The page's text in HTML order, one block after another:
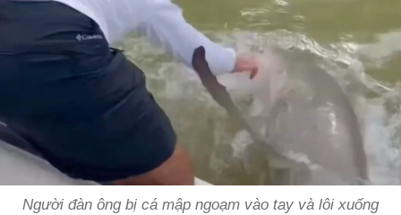
Người đàn ông bị cá mập ngoạm vào tay và lôi xuống